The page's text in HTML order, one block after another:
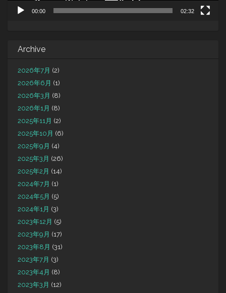
00:00 02:32
Archive
2026年7月 (2)
2026年6月 (1)
2026年3月 (8)
2026年1月 (8)
2025年11月 (2)
2025年10月 (6)
2025年9月 (4)
2025年3月 (26)
2025年2月 (14)
2024年7月 (1)
2024年5月 (5)
2024年1月 (3)
2023年12月 (5)
2023年9月 (17)
2023年8月 (31)
2023年7月 (3)
2023年4月 (8)
2023年3月 (12)